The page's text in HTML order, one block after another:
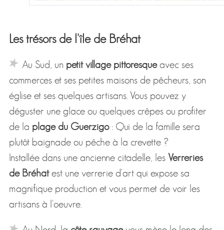
Les trésors de l'île de Bréhat
Au Sud, un petit village pittoresqueavec ses
commerces et ses petites maisons de pêcheurs, son
église et ses quelques artisans. Vous pouvez y
déguster une glace ou quelques crêpes ou profiter
de la plage du Guerzigo: Qui de la famille sera
plutôt baignade ou pêche à la crevette ?
Installée dans une ancienne citadelle, les Verreries
de Bréhatest une verrerie d'art qui expose sa
magnifique production et vous permet de voir les
artisans à l'oeuvre.